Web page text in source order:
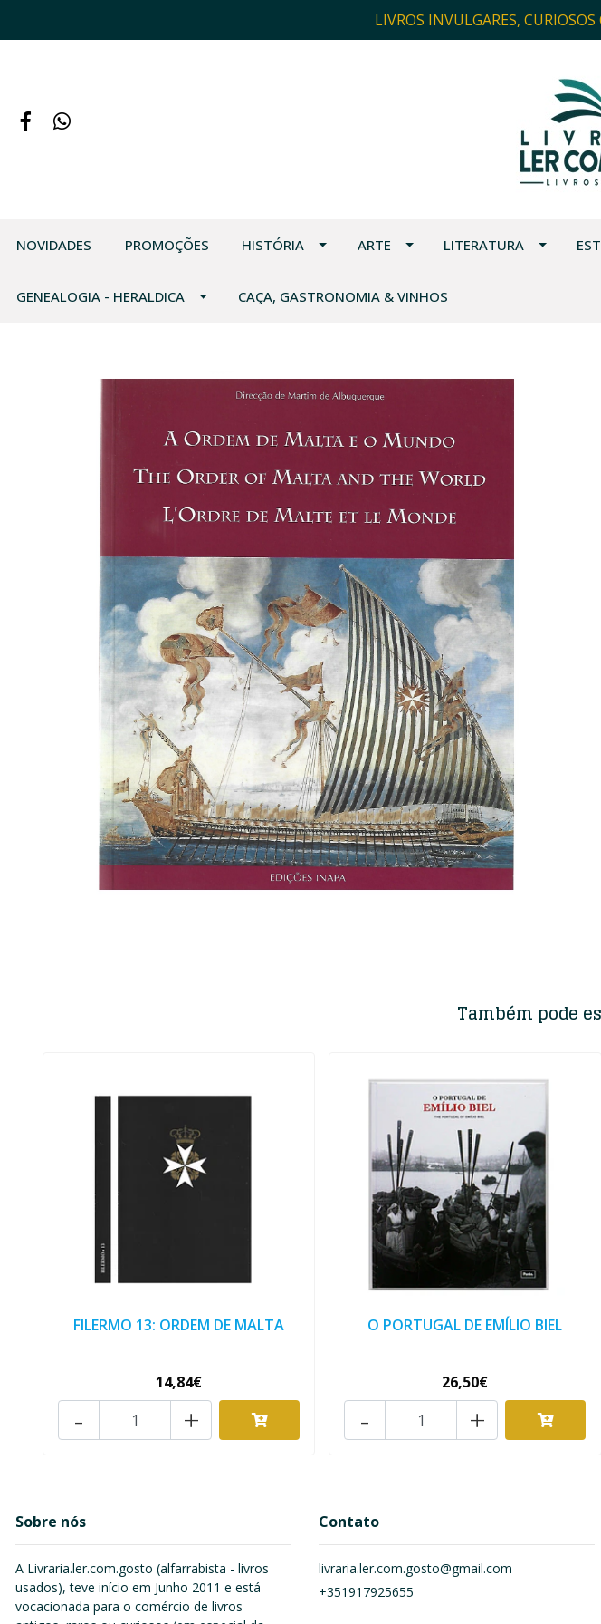
LIVROS INVULGARES,
NOVIDADES PROMOÇÕES HISTÓRIA ARTE LITERATURA
GENEALOGIA - HERALDICA CAÇA, GASTRONOMIA & VINHOS
Também pode
FILERMO 13: ORDEM DE MALTA
14,84€
+
-
O PORTUGAL DE EMÍLIO BIEL
26,50€
+
-
Sobre nós
A Livraria.ler.com.gosto (alfarrabista - livros
usados), teve início em Junho 2011 e está
vocacionada para o comércio de livros
Contato
livraria.ler.com.gosto@gmail.com
+351917925655